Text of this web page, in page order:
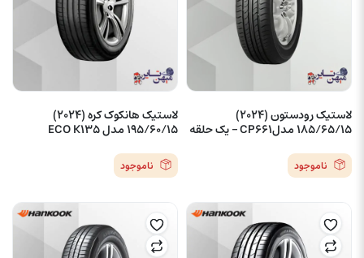
لاستیک رودستون (2024)
185/65/15 مدلCP661 – یک حلقه
ناموجود
لاستیک هانکوک کره (2024)
195/60/15 مدل ECO K135
ناموجود